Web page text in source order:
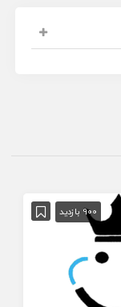
900 بازدید